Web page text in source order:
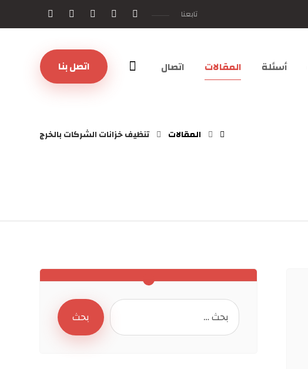
تابعنا
اتصل بنا أسئلة المقالات اتصال
المقالات تنظيف خزانات الشركات بالخرج